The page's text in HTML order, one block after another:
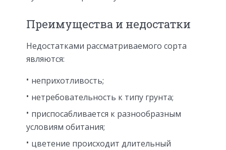
Преимущества и недостатки
Недостатками рассматриваемого сорта
являются:
неприхотливость;
нетребовательность к типу грунта;
приспосабливается к разнообразным
условиям обитания;
цветение происходит длительный